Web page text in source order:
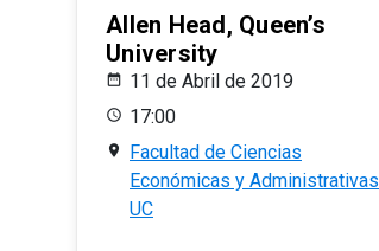
Allen Head, Queen’s
University
11 de Abril de 2019
17:00
Facultad de Ciencias
Económicas y Administrativas
UC